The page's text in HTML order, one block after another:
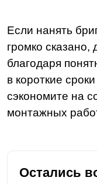
Если нанять
громко сказано,
благодаря
в короткие
сэкономите на
монтажных
Остались